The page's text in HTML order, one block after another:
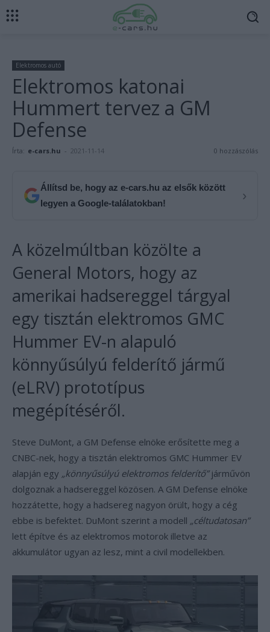
Elektromos autó
Elektromos katonai
Hummert tervez a GM
Defense
Írta: e-cars.hu - 2021-11-14 0 hozzászólás
Állítsd be, hogy az e-cars.hu az elsők között
legyen a Google-találatokban!
›
A közelmúltban közölte a
General Motors, hogy az
amerikai hadsereggel tárgyal
egy tisztán elektromos GMC
Hummer EV-n alapuló
könnyűsúlyú felderítő jármű
(eLRV) prototípus
megépítéséről.
Steve DuMont, a GM Defense elnöke erősítette meg a
CNBC-nek, hogy a tisztán elektromos GMC Hummer EV
alapján egy „könnyűsúlyú elektromos felderítő”járművön
dolgoznak a hadsereggel közösen. A GM Defense elnöke
hozzátette, hogy a hadsereg nagyon örült, hogy a cég
ebbe is befektet. DuMont szerint a modell „céltudatosan”
lett építve és az elektromos motorok illetve az
akkumulátor ugyan az lesz, mint a civil modellekben.